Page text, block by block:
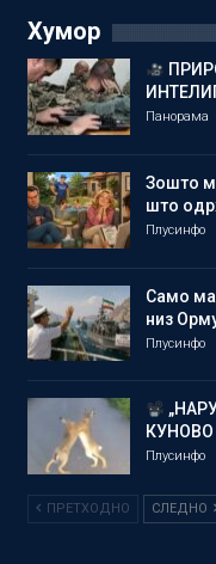
Хумор
Панорама
Зошто
што
Плусинфо
Само
низ
Плусинфо
КУНОВО
Плусинфо
ПРЕТХОДНО СЛЕДНО